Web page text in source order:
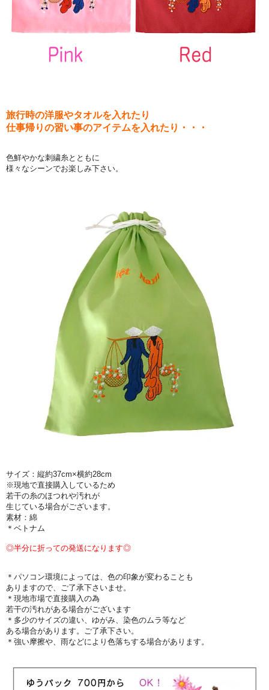
旅行時の洋服やタオルを入れたり
仕事帰りの習い事のアイテムを入れたり・・・
色鮮やかな刺繍糸とともに
様々なシーンでお楽しみ下さい。
サイズ：縦約37cm×横約28cm
※現地で直接購入しているため
若干の糸のほつれや汚れが
生じている場合がございます。
素材：綿
＊ベトナム
◎半分に折っての発送になります◎
＊パソコン環境によっては、色の印象が変わることも
ありますので、ご了承下さいませ。
＊現地市場で直接購入の為
若干の汚れがある場合がございます
＊多少のサイズの違い、ゆがみ、染色のムラ等など
ある場合があります。ご了承下さい。
＊強い摩擦や、雨などにより色落ちする場合があります。